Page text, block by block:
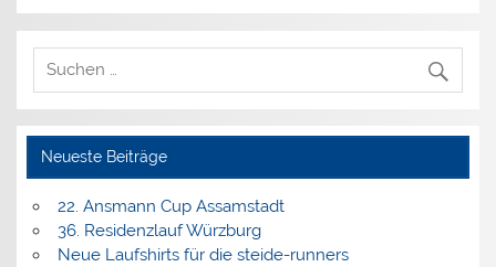
Neueste Beiträge
22. Ansmann Cup Assamstadt
36. Residenzlauf Würzburg
Neue Laufshirts für die steide-runners